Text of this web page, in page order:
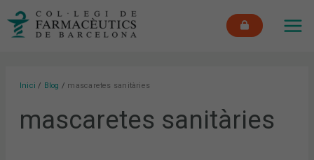
Inici Blog mascaretes sanitàries
mascaretes sanitàries